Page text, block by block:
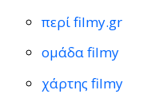
περί filmy.gr
ομάδα filmy
χάρτης filmy